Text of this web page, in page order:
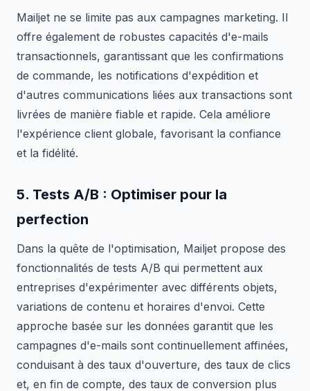
Mailjet ne se limite pas aux campagnes marketing. Il
offre également de robustes capacités d'e-mails
transactionnels, garantissant que les confirmations
de commande, les notifications d'expédition et
d'autres communications liées aux transactions sont
livrées de manière fiable et rapide. Cela améliore
l'expérience client globale, favorisant la confiance
et la fidélité.
5. Tests A/B : Optimiser pour la
perfection
Dans la quête de l'optimisation, Mailjet propose des
fonctionnalités de tests A/B qui permettent aux
entreprises d'expérimenter avec différents objets,
variations de contenu et horaires d'envoi. Cette
approche basée sur les données garantit que les
campagnes d'e-mails sont continuellement affinées,
conduisant à des taux d'ouverture, des taux de clics
et, en fin de compte, des taux de conversion plus